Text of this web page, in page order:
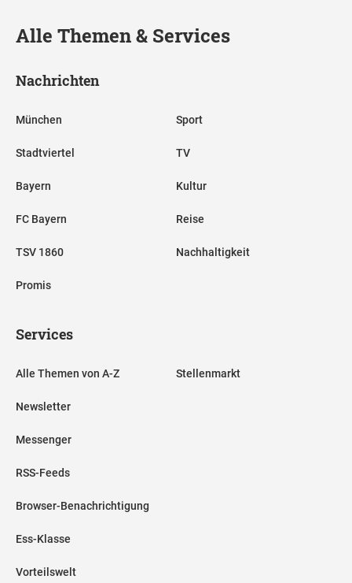
Alle Themen & Services
Nachrichten
München
Stadtviertel
Bayern
FC Bayern
TSV 1860
Promis
Sport
TV
Kultur
Reise
Nachhaltigkeit
Services
Alle Themen von A-Z
Newsletter
Messenger
RSS-Feeds
Browser-Benachrichtigung
Ess-Klasse
Vorteilswelt
Stellenmarkt